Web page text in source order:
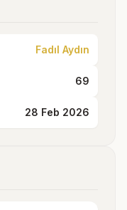
Fadıl Aydın
69
28 Feb 2026